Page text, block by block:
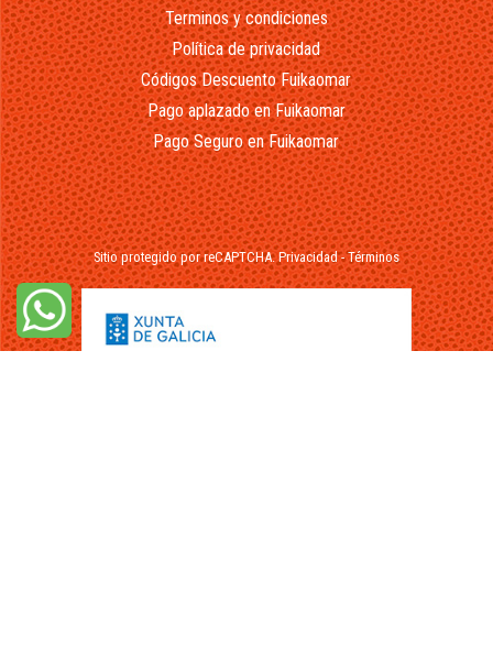
Terminos y condiciones
Política de privacidad
Códigos Descuento Fuikaomar
Pago aplazado en Fuikaomar
Pago Seguro en Fuikaomar
Sitio protegido por reCAPTCHA.Privacidad-Términos